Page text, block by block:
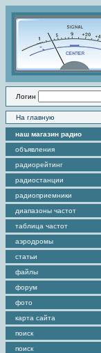
Логин
На главную
наш магазин радио
объявления
радиорейтинг
радиостанции
радиоприемники
диапазоны частот
таблица частот
аэродромы
статьи
файлы
форум
фото
карта сайта
поиск
поиск